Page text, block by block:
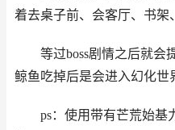
着去桌子前、会客厅、书架
等过boss剧情之后就会
鲸鱼吃掉后是会进入幻化世
ps：使用带有芒荒始基